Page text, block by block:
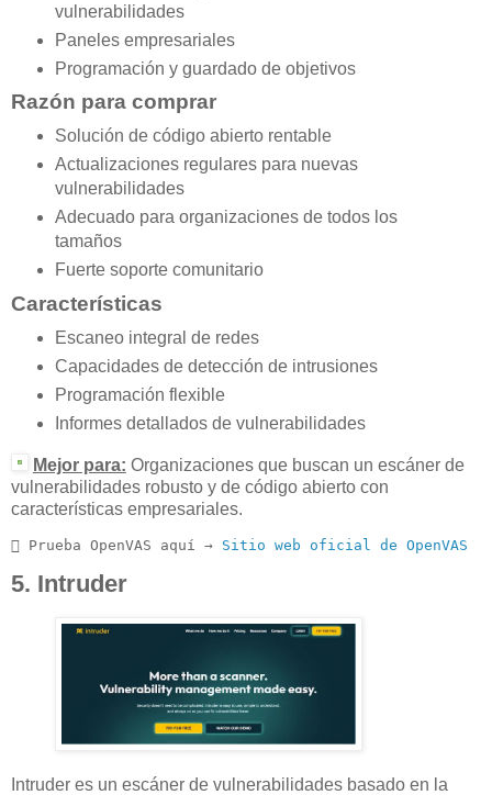
vulnerabilidades
Paneles empresariales
Programación y guardado de objetivos
Razón para comprar
Solución de código abierto rentable
Actualizaciones regulares para nuevas
vulnerabilidades
Adecuado para organizaciones de todos los
tamaños
Fuerte soporte comunitario
Características
Escaneo integral de redes
Capacidades de detección de intrusiones
Programación flexible
Informes detallados de vulnerabilidades
Mejor para: Organizaciones que buscan un escáner de
vulnerabilidades robusto y de código abierto con
características empresariales.
 Prueba OpenVAS aquí → Sitio web oficial de OpenVAS
5. Intruder
Intruder es un escáner de vulnerabilidades basado en la